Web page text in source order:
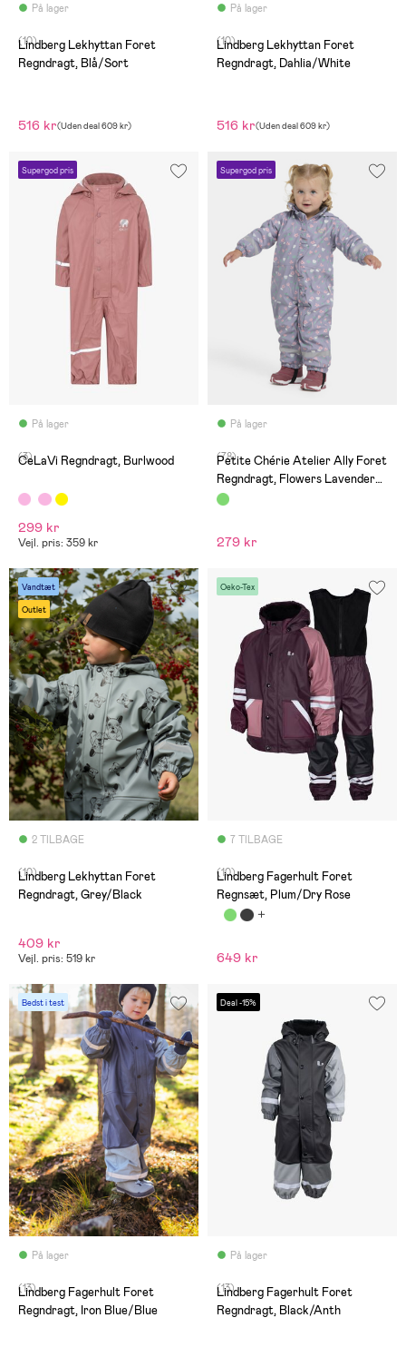
På lager
(10)
Lindberg Lekhyttan Foret
Regndragt, Blå/Sort
516 kr(Uden deal609 kr)
På lager
(10)
Lindberg Lekhyttan Foret
Regndragt, Dahlia/White
516 kr(Uden deal609 kr)
Supergod pris
På lager
(3)
CeLaVi Regndragt, Burlwood
299 kr
Vejl. pris: 359 kr
Supergod pris
På lager
(78)
Petite Chérie Atelier Ally Foret
Regndragt, Flowers Lavender
Gray
279 kr
Vandtæt
Outlet
2 TILBAGE
(10)
Lindberg Lekhyttan Foret
Regndragt, Grey/Black
409 kr
Vejl. pris: 519 kr
Oeko-Tex
7 TILBAGE
(10)
Lindberg Fagerhult Foret
Regnsæt, Plum/Dry Rose
649 kr
Bedst i test
På lager
(13)
Lindberg Fagerhult Foret
Regndragt, Iron Blue/Blue
Deal -15%
På lager
(13)
Lindberg Fagerhult Foret
Regndragt, Black/Anth